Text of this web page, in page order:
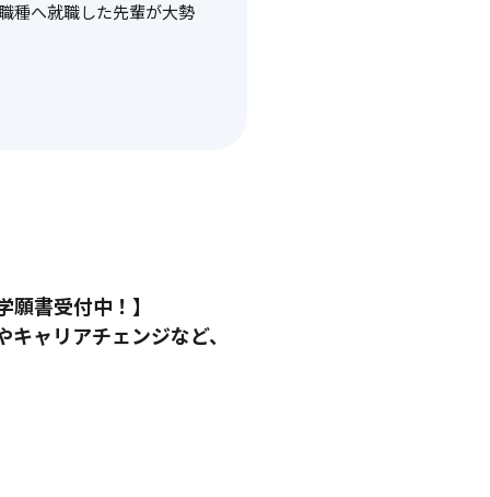
種へ就職した先輩が大勢
願書受付中！】
ャリアチェンジなど、